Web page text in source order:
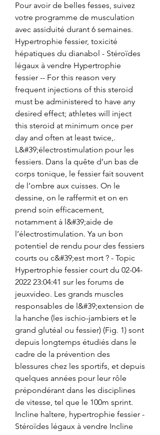
Pour avoir de belles fesses, suivez
votre programme de musculation
avec assiduité durant 6 semaines.
Hypertrophie fessier, toxicité
hépatiques du dianabol - Stéroïdes
légaux à vendre Hypertrophie
fessier -- For this reason very
frequent injections of this steroid
must be administered to have any
desired effect; athletes will inject
this steroid at minimum once per
day and often at least twice,.
L&#39;électrostimulation pour les
fessiers. Dans la quête d’un bas de
corps tonique, le fessier fait souvent
de l’ombre aux cuisses. On le
dessine, on le raffermit et on en
prend soin efficacement,
notamment à l&#39;aide de
l’électrostimulation. Ya un bon
potentiel de rendu pour des fessiers
courts ou c&#39;est mort ? - Topic
Hypertrophie fessier court du 02-04-
2022 23:04:41 sur les forums de
jeuxvideo. Les grands muscles
responsables de l&#39;extension de
la hanche (les ischio-jambiers et le
grand glutéal ou fessier) (Fig. 1) sont
depuis longtemps étudiés dans le
cadre de la prévention des
blessures chez les sportifs, et depuis
quelques années pour leur rôle
prépondérant dans les disciplines
de vitesse, tel que le 100m sprint.
Incline haltere, hypertrophie fessier -
Stéroïdes légaux à vendre Incline